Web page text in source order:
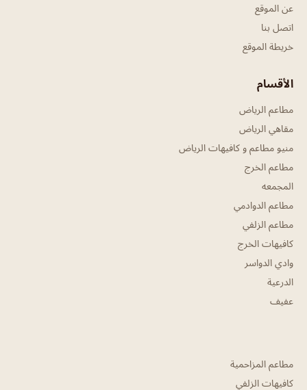
عن الموقع
اتصل بنا
خريطة الموقع
الأقسام
مطاعم الرياض
مقاهي الرياض
منيو مطاعم و كافيهات الرياض
مطاعم الخرج
المجمعه
مطاعم الدوادمي
مطاعم الزلفي
كافيهات الخرج
وادي الدواسر
الدرعية
عفيف
مطاعم المزاحمية
كافيهات الزلفي